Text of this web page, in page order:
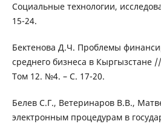
Социальные технологии,
15-24.
Бектенова Д.Ч. Проблемы
среднего бизнеса в Кыргызстане
Том 12. №4. – С. 17-20.
Белев С.Г., Ветеринаров В.В.,
электронным процедурам в